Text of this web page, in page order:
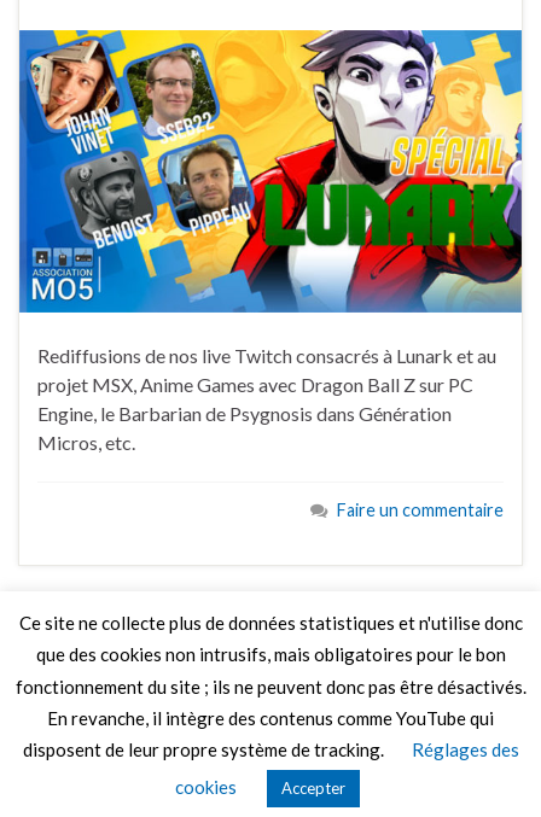
Rediffusions de nos live Twitch consacrés à Lunark et au
projet MSX, Anime Games avec Dragon Ball Z sur PC
Engine, le Barbarian de Psygnosis dans Génération
Micros, etc.
Faire un commentaire
LIRE PLUS
Thèmes Graphene
Ce site ne collecte plus de données statistiques et n'utilise donc
que des cookies non intrusifs, mais obligatoires pour le bon
fonctionnement du site ; ils ne peuvent donc pas être désactivés.
En revanche, il intègre des contenus comme YouTube qui
disposent de leur propre système de tracking.
Réglages des
cookies
Accepter